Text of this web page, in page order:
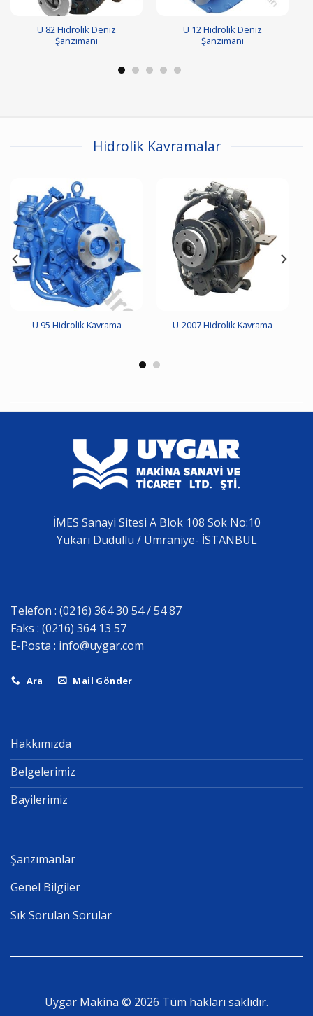
U 82 Hidrolik Deniz
Şanzımanı
U 12 Hidrolik Deniz
Şanzımanı
Hidrolik Kavramalar
U 95 Hidrolik Kavrama U-2007 Hidrolik Kavrama
İMES Sanayi Sitesi A Blok 108 Sok No:10
Yukarı Dudullu / Ümraniye- İSTANBUL
Telefon : (0216) 364 30 54 / 54 87
Faks : (0216) 364 13 57
E-Posta : info@uygar.com
Ara Mail Gönder
Hakkımızda
Belgelerimiz
Bayilerimiz
Şanzımanlar
Genel Bilgiler
Sık Sorulan Sorular
Uygar Makina © 2026 Tüm hakları saklıdır.